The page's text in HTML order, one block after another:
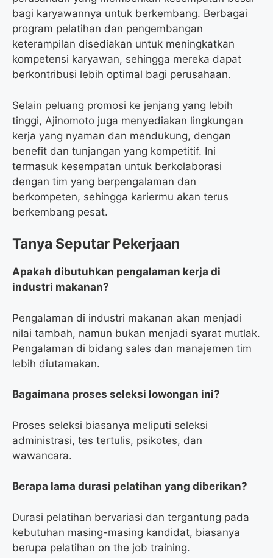
bagi karyawannya untuk berkembang. Berbagai
program pelatihan dan pengembangan
keterampilan disediakan untuk meningkatkan
kompetensi karyawan, sehingga mereka dapat
berkontribusi lebih optimal bagi perusahaan.
Selain peluang promosi ke jenjang yang lebih
tinggi, Ajinomoto juga menyediakan lingkungan
kerja yang nyaman dan mendukung, dengan
benefit dan tunjangan yang kompetitif. Ini
termasuk kesempatan untuk berkolaborasi
dengan tim yang berpengalaman dan
berkompeten, sehingga kariermu akan terus
berkembang pesat.
Tanya Seputar Pekerjaan
Apakah dibutuhkan pengalaman kerja di
industri makanan?
Pengalaman di industri makanan akan menjadi
nilai tambah, namun bukan menjadi syarat mutlak.
Pengalaman di bidang sales dan manajemen tim
lebih diutamakan.
Bagaimana proses seleksi lowongan ini?
Proses seleksi biasanya meliputi seleksi
administrasi, tes tertulis, psikotes, dan
wawancara.
Berapa lama durasi pelatihan yang diberikan?
Durasi pelatihan bervariasi dan tergantung pada
kebutuhan masing-masing kandidat, biasanya
berupa pelatihan on the job training.